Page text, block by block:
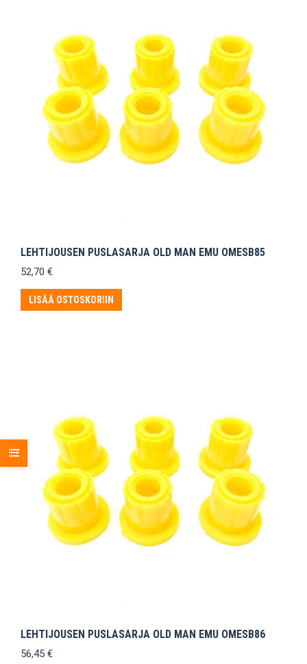
LEHTIJOUSEN PUSLASARJA OLD MAN EMU OMESB85
52,70 €
LISÄÄ OSTOSKORIIN
LEHTIJOUSEN PUSLASARJA OLD MAN EMU OMESB86
56,45 €